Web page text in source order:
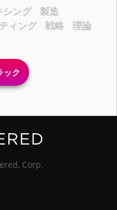
シング
製造
ィング 戦略
理論
ック
Corp.